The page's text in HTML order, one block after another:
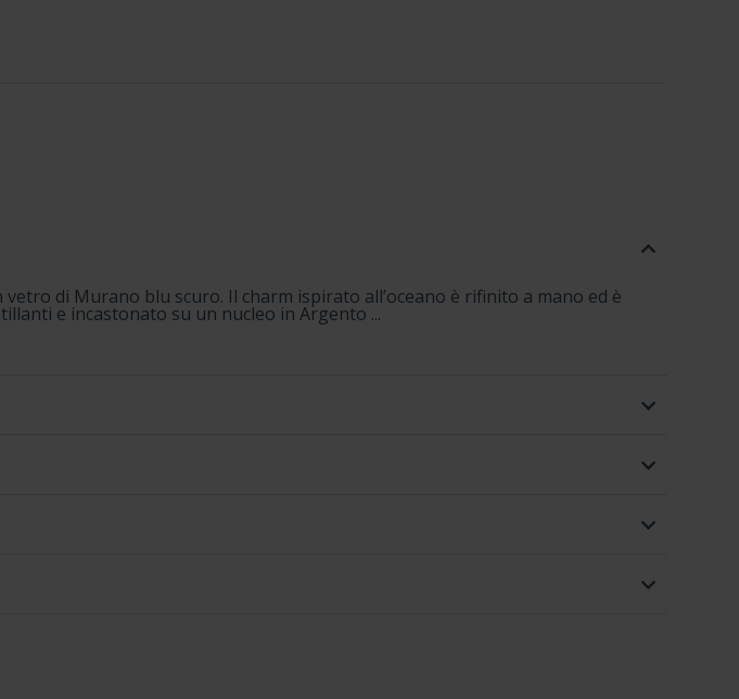
di Murano blu scuro. Il charm ispirato all’oceano è rifinito a mano ed è
e incastonato su un nucleo in Argento ...